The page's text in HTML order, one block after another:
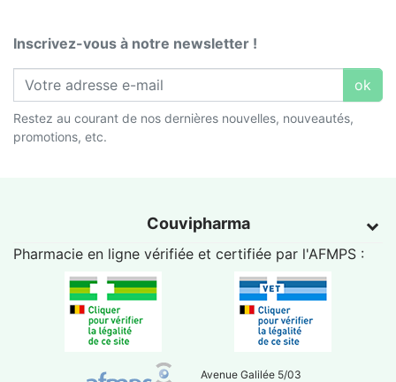
Inscrivez-vous à notre newsletter !
ok
Restez au courant de nos dernières nouvelles, nouveautés,
promotions, etc.
Couvipharma
Pharmacie en ligne vérifiée et certifiée par l'AFMPS :
Avenue Galilée 5/03